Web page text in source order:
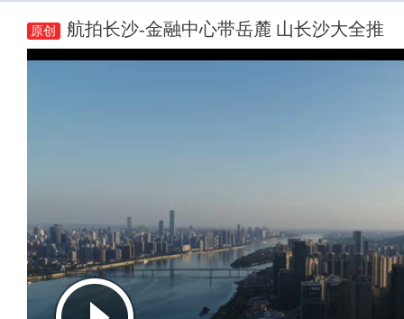
原创 航拍长沙-金融中心带岳麓 山长沙大全推